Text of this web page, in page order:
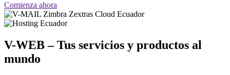
Comienza ahora
V-WEB – Tus servicios y productos al
mundo